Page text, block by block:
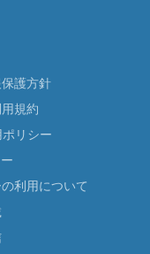
護方針
規約
リシー
利用について